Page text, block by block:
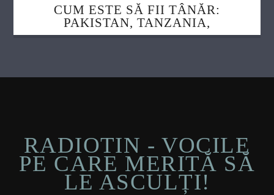
CUM ESTE SĂ FII TÂNĂR:
PAKISTAN, TANZANIA,
MADAGASCAR, POLONIA ȘI CEHIA
RADIOTIN - VOCILE
PE CARE MERITĂ SĂ
LE ASCULȚI!